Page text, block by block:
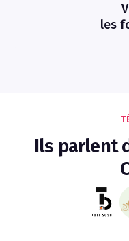
les
Ils parlent